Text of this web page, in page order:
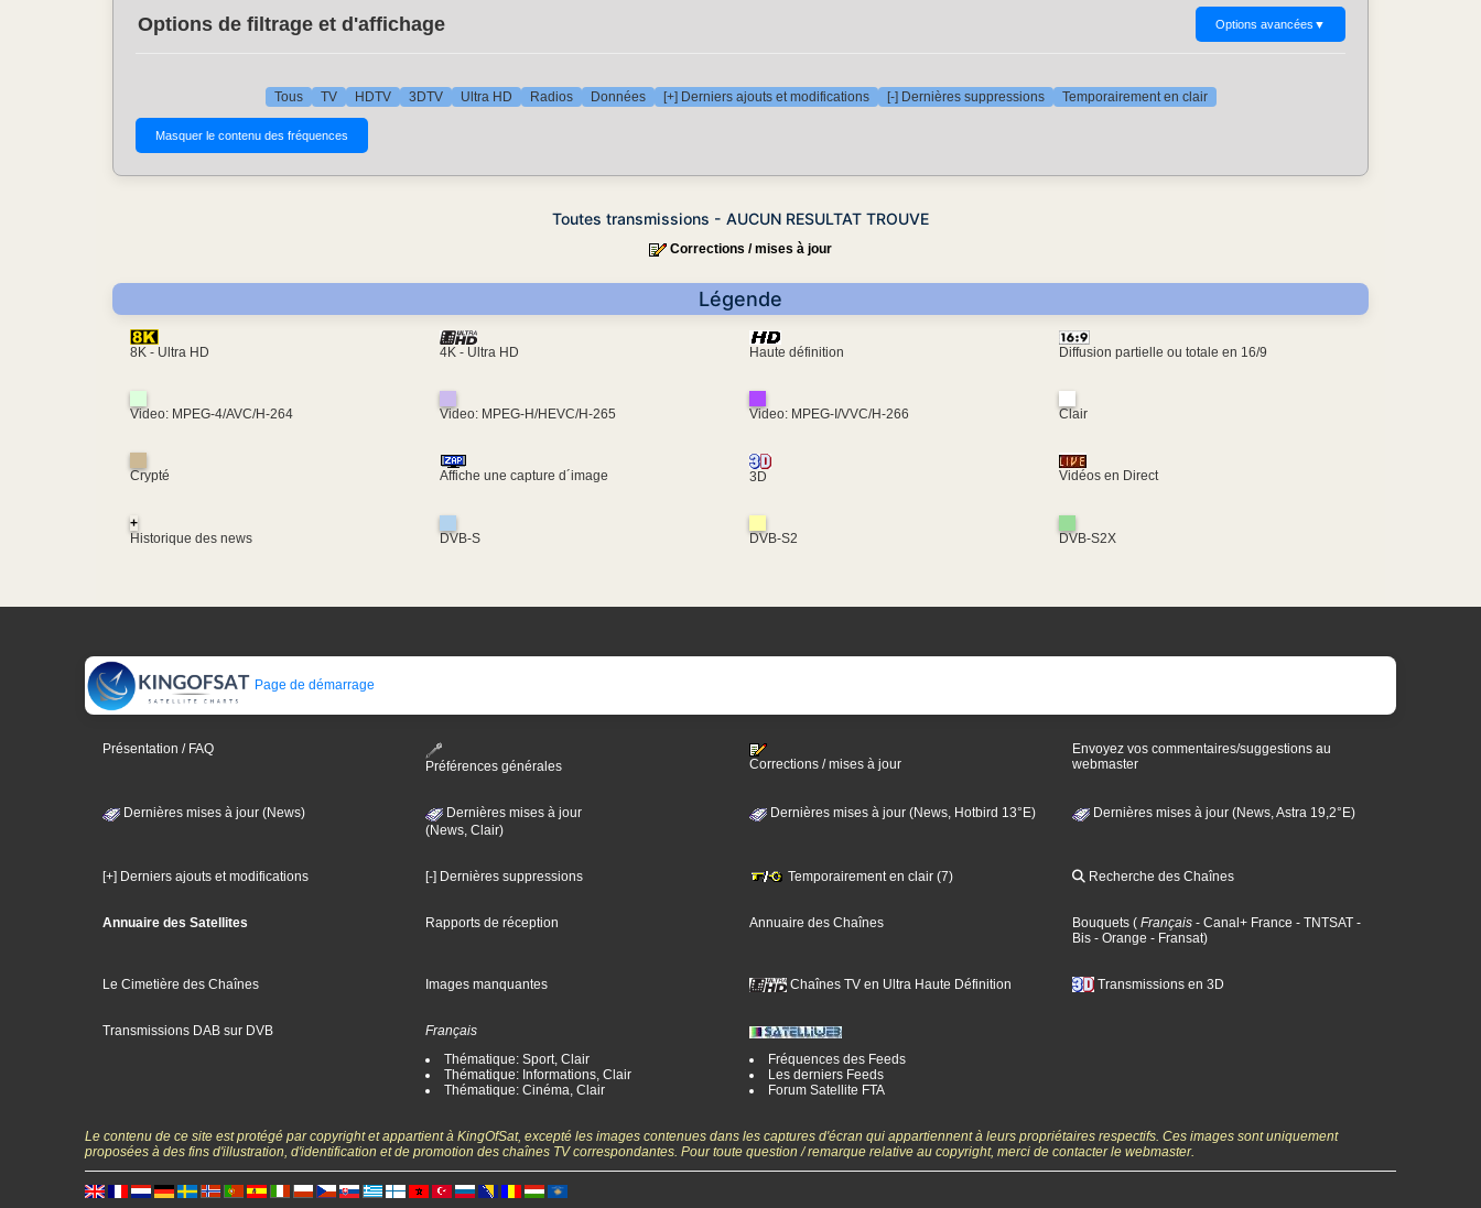
Options de filtrage et d'affichage Options avancées ▼
Tous TV HDTV 3DTV Ultra HD Radios Données [+] Derniers ajouts et modifications [-] Dernières suppressions Temporairement en clair
Toutes transmissions - AUCUN RESULTAT TROUVE
Corrections / mises à jour
Légende
8K - Ultra HD 4K - Ultra HD Haute définition Diffusion partielle ou totale en 16/9
Video: MPEG-4/AVC/H-264 Video: MPEG-H/HEVC/H-265 Video: MPEG-I/VVC/H-266 Clair
Crypté Affiche une capture d´image 3D Vidéos en Direct
+
Historique des news
DVB-S DVB-S2 DVB-S2X
Page de démarrage
Présentation / FAQ
Préférences générales
Corrections / mises à jour
Envoyez vos commentaires/suggestions au
webmaster
Dernières mises à jour (News)
Dernières mises à jour
(News, Clair)
Dernières mises à jour (News, Hotbird 13°E) Dernières mises à jour (News, Astra 19,2°E)
[+] Derniers ajouts et modifications [-] Dernières suppressions Temporairement en clair (7) Recherche des Chaînes
Annuaire des Satellites Rapports de réception Annuaire des Chaînes Bouquets ( Français - Canal+ France - TNTSAT -
Bis - Orange - Fransat)
Le Cimetière des Chaînes Images manquantes Chaînes TV en Ultra Haute Définition Transmissions en 3D
Transmissions DAB sur DVB
Français
Thématique: Sport, Clair
Thématique: Informations, Clair
Thématique: Cinéma, Clair
Fréquences des Feeds
Les derniers Feeds
Forum Satellite FTA
Le contenu de ce site est protégé par copyright et appartient à KingOfSat, excepté les images contenues dans les captures d'écran qui appartiennent à leurs propriétaires respectifs. Ces images sont uniquement
proposées à des fins d'illustration, d'identification et de promotion des chaînes TV correspondantes. Pour toute question / remarque relative au copyright, merci de contacter le webmaster.